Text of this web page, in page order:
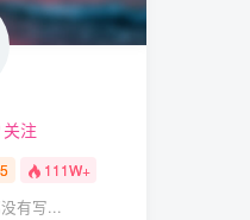
期）2026闲鱼
卖法，长期稳定
）AI短剧创
教
恶毒女配短
关注
5 111W+
有写...